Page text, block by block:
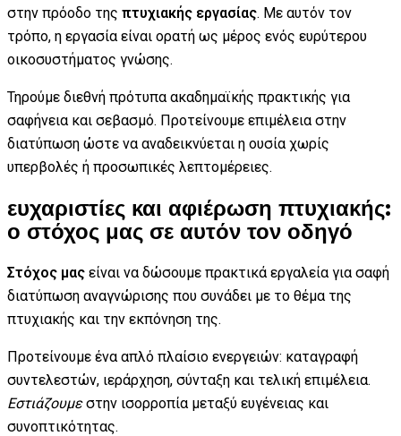
στην πρόοδο της πτυχιακής εργασίας. Με αυτόν τον
τρόπο, η εργασία είναι ορατή ως μέρος ενός ευρύτερου
οικοσυστήματος γνώσης.
Τηρούμε διεθνή πρότυπα ακαδημαϊκής πρακτικής για
σαφήνεια και σεβασμό. Προτείνουμε επιμέλεια στην
διατύπωση ώστε να αναδεικνύεται η ουσία χωρίς
υπερβολές ή προσωπικές λεπτομέρειες.
ευχαριστίες και αφιέρωση πτυχιακής:
ο στόχος μας σε αυτόν τον οδηγό
Στόχος μας είναι να δώσουμε πρακτικά εργαλεία για σαφή
διατύπωση αναγνώρισης που συνάδει με το θέμα της
πτυχιακής και την εκπόνηση της.
Προτείνουμε ένα απλό πλαίσιο ενεργειών: καταγραφή
συντελεστών, ιεράρχηση, σύνταξη και τελική επιμέλεια.
Εστιάζουμεστην ισορροπία μεταξύ ευγένειας και
συνοπτικότητας.